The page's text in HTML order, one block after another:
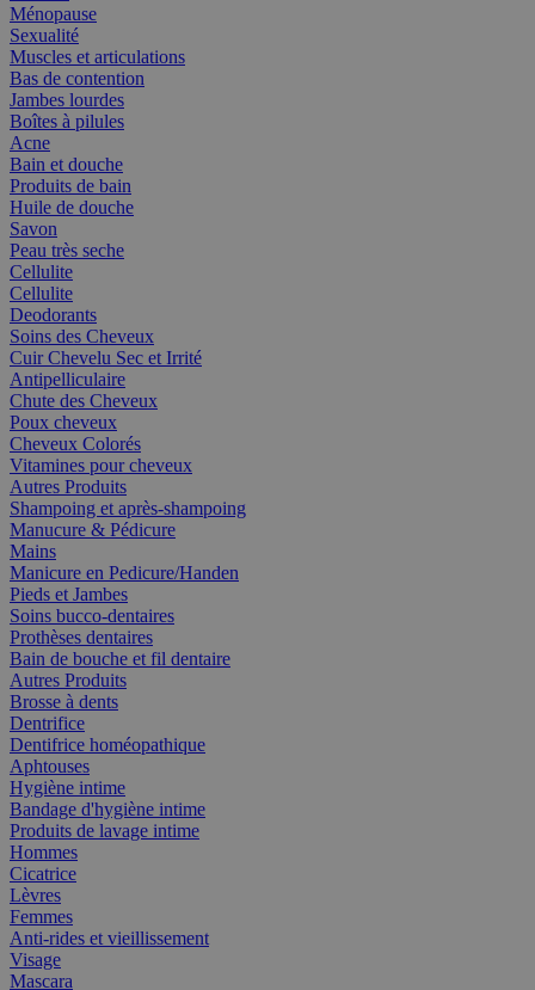
Ménopause
Sexualité
Muscles et articulations
Bas de contention
Jambes lourdes
Boîtes à pilules
Acne
Bain et douche
Produits de bain
Huile de douche
Savon
Peau très seche
Cellulite
Cellulite
Deodorants
Soins des Cheveux
Cuir Chevelu Sec et Irrité
Antipelliculaire
Chute des Cheveux
Poux cheveux
Cheveux Colorés
Vitamines pour cheveux
Autres Produits
Shampoing et après-shampoing
Manucure & Pédicure
Mains
Manicure en Pedicure/Handen
Pieds et Jambes
Soins bucco-dentaires
Prothèses dentaires
Bain de bouche et fil dentaire
Autres Produits
Brosse à dents
Dentrifice
Dentifrice homéopathique
Aphtouses
Hygiène intime
Bandage d'hygiène intime
Produits de lavage intime
Hommes
Cicatrice
Lèvres
Femmes
Anti-rides et vieillissement
Visage
Mascara